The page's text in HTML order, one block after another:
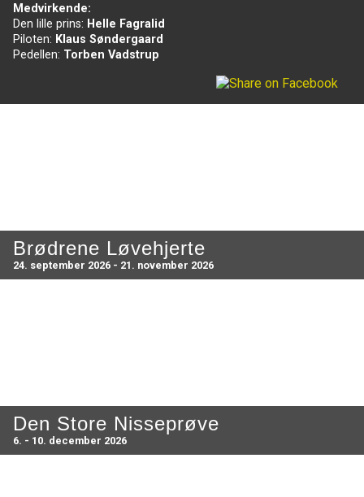
Medvirkende:
Den lille prins: Helle Fagralid
Piloten: Klaus Søndergaard
Pedellen: Torben Vadstrup
Brødrene Løvehjerte
24. september 2026 - 21. november 2026
Den Store Nisseprøve
6. - 10. december 2026